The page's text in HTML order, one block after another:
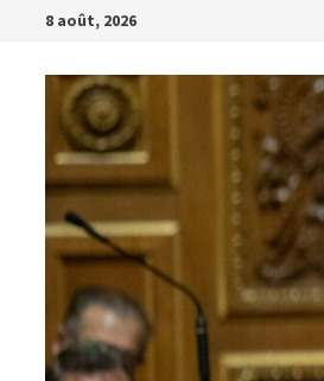
Passer
contenu
8 août, 2026